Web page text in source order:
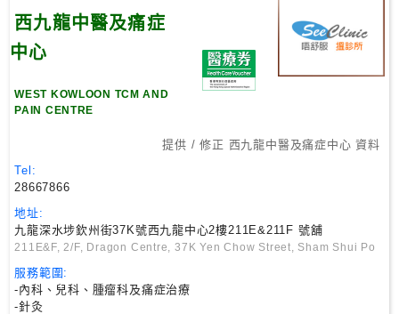
尋
診
所
按
尋
24
小
時
應
診
西九龍中醫及痛症
中心
WEST KOWLOON TCM AND
PAIN CENTRE
提供 / 修正 西九龍中醫及痛症中心 資料
Tel:
28667866
地址:
九龍深水埗欽州街37K號西九龍中心2樓211E&211F 號舖
211E&F, 2/F, Dragon Centre, 37K Yen Chow Street, Sham Shui Po
服務範圍:
-內科、兒科、腫瘤科及痛症治療
-針灸